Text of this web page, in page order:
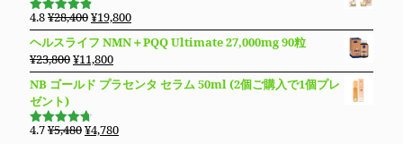
¥14,800
で
し
た。
¥11,980
で
格
は
¥8,850
で
し
た。
価
格
は
¥8,490
で
5段階で
4.83の評
価
4.8¥28,400元
の
価
格
は
で
し
¥19,800現
在
の
格
ヘルスライフ NMN＋PQQ Ultimate 27,000mg 90粒
¥23,800元
の
価
格
は
¥11,800現
在
の
格
NB ゴールド プラセンタ セラム 50ml (2個ご購入で1個プレ
ゼント)
5段階で
4.7¥5,480元
¥4,780現